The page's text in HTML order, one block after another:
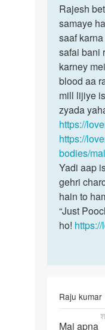
to
Mem
meri
ling
ka
mund
by
Rajesh
bete
is
skin
ko…
Rajesh
samaye
saaf
safai bani
karney
blood aa
mill lijiye
zyada
https://
https://
bodies/
Yadi aap
gehri
hain to
“Just
ho!
Raju kumar
Mai
Mai apna